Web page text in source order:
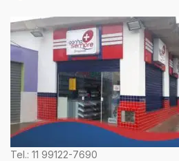
Tel.: 11 99122-7690